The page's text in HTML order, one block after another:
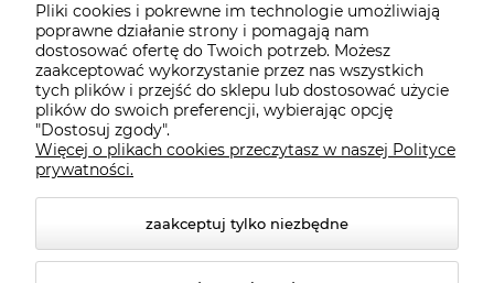
Płatności i dostawa
Moje konto
Informacje
Pliki cookies i pokrewne im technologie umożliwiają
poprawne działanie strony i pomagają nam
dostosować ofertę do Twoich potrzeb. Możesz
zaakceptować wykorzystanie przez nas wszystkich
tych plików i przejść do sklepu lub dostosować użycie
plików do swoich preferencji, wybierając opcję
"Dostosuj zgody".
Więcej o plikach cookies przeczytasz w naszej Polityce
prywatności.
zaakceptuj tylko niezbędne